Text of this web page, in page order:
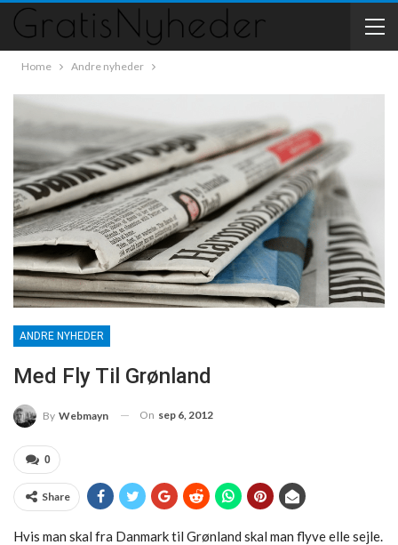
Home Andre nyheder
ANDRE NYHEDER
Med Fly Til Grønland
By Webmayn On sep 6, 2012
0
Share
Hvis man skal fra Danmark til Grønland skal man flyve elle sejle.